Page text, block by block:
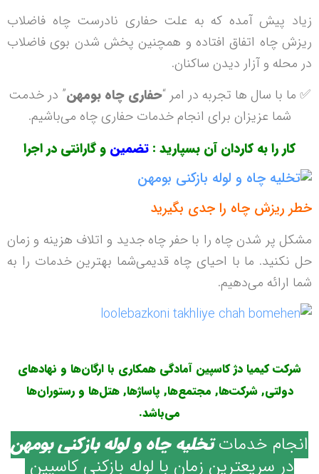
زیاد پیش آمده که به علت حفاری نادرست چاه فاضلاب
ریزش چاه اتفاق افتاده و همچنین پخش شدن بوی فاضلاب
در محله و آزار دیدن ساکنان.
✅ ما با سال ها تجربه در امر “حفاری چاه بومهن” در خدمت
شما عزیزان برای انجام خدمات حفاری چاه می‌باشیم.
کار را به کاردان آن بسپارید : تضمین و گارانتی در اجرا
خطر ریزش چاه را جدی بگیرید
مشکل پر شدن چاه را با حفر چاه جدید و اتلاف هزینه و زمان
حل نکنید. ما با احیای چاه قدیمی‌شما بهترین خدمات را به
شما ارائه می‌دهیم.
شرکت کیمیا دژ کاسپین آمادگی همکاری با ارگان‌ها و نهادهای
دولتی, شرکت‌ها, مجتمع‌ها, پاساژها, هتل‌ها و رستوران‌ها
می‌باشد.
انجام خدماتتخلیه چاه ولوله بازکنی بومهن
در سریعترین زمان با لوله بازکنی کاسپین